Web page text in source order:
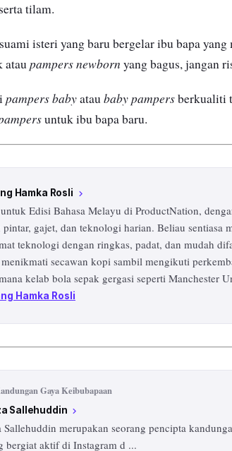
tilam.
isteri yang baru bergelar ibu bapa
ataupampers newborn yang bagus, jangan
pampers babyataubaby pampersberkualiti
untuk ibu bapa baru.
Hamka Rosli chevron_right
Edisi Bahasa Melayu di ProductNation,
pintar, gajet, dan teknologi harian. Beliau sentiasa
teknologi dengan ringkas, padat, dan mudah
secawan kopi sambil mengikuti
kelab bola sepak gergasi seperti Manchester
Hamka Rosli
Gaya Keibubapaan
Sallehuddin chevron_right
Sallehuddin merupakan seorang pencipta
bergiat aktif di Instagram d ...